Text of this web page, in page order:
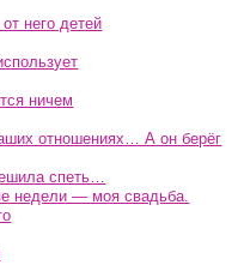
него детей
ничем
отношениях… А он берёг
спеть…
недели — моя свадьба.